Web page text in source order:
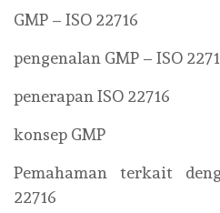
GMP – ISO 22716
pengenalan GMP – ISO
penerapan ISO 22716
konsep GMP
Pemahaman terkait
22716